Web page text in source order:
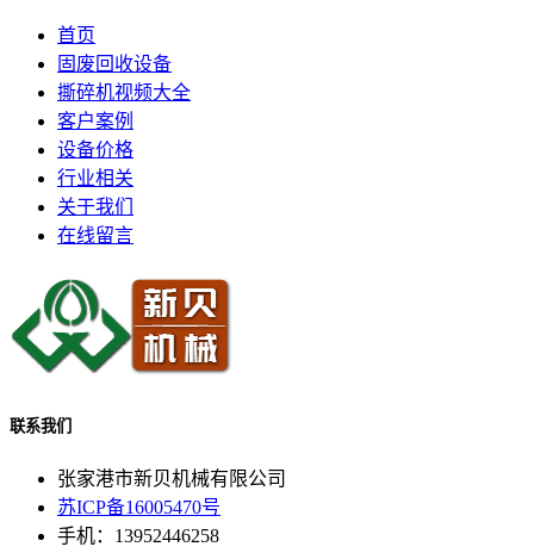
首页
固废回收设备
撕碎机视频大全
客户案例
设备价格
行业相关
关于我们
在线留言
联系我们
张家港市新贝机械有限公司
苏ICP备16005470号
手机：13952446258